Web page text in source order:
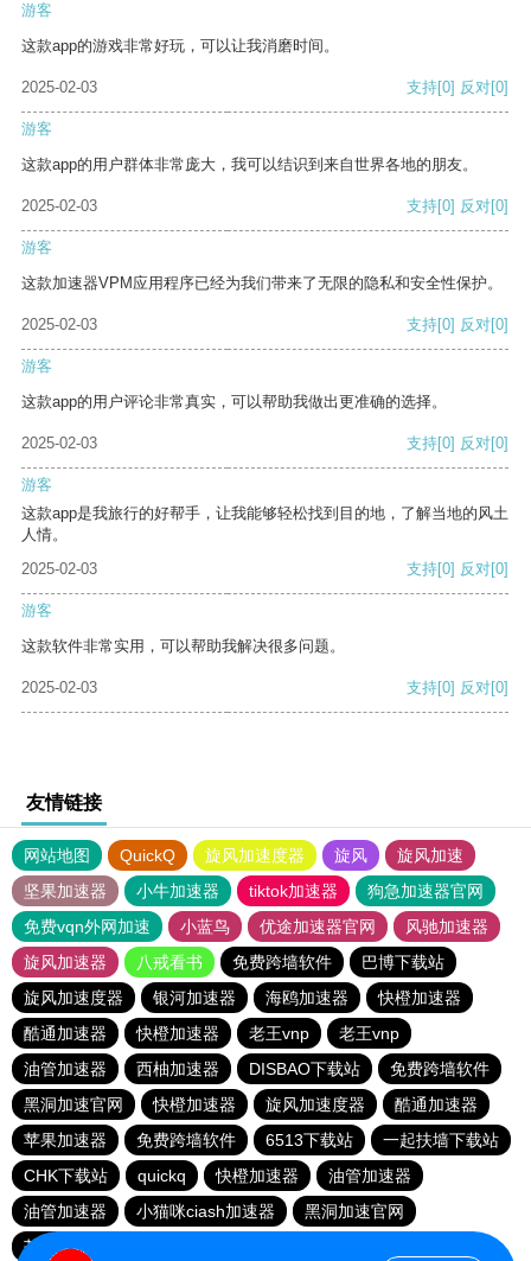
游客
这款app的游戏非常好玩，可以让我消磨时间。
2025-02-03 支持[0] 反对[0]
游客
这款app的用户群体非常庞大，我可以结识到来自世界各地的朋友。
2025-02-03 支持[0] 反对[0]
游客
这款加速器VPM应用程序已经为我们带来了无限的隐私和安全性保护。
2025-02-03 支持[0] 反对[0]
游客
这款app的用户评论非常真实，可以帮助我做出更准确的选择。
2025-02-03 支持[0] 反对[0]
游客
这款app是我旅行的好帮手，让我能够轻松找到目的地，了解当地的风土
人情。
2025-02-03
支持[0] 反对[0]
游客
这款软件非常实用，可以帮助我解决很多问题。
2025-02-03 支持[0] 反对[0]
友情链接
网站地图 QuickQ 旋风加速度器 旋风
旋风加速
坚果加速器
小牛加速器 tiktok加速器
狗急加速器官网
免费vqn外网加速
小蓝鸟 优途加速器官网
风驰加速器
旋风加速器
八戒看书 免费跨墙软件
巴博下载站
旋风加速度器
银河加速器 海鸥加速器
快橙加速器
酷通加速器
快橙加速器 老王vnp
老王vnp
油管加速器
西柚加速器 DISBAO下载站
免费跨墙软件
黑洞加速官网
快橙加速器 旋风加速度器
酷通加速器
苹果加速器
免费跨墙软件 6513下载站
一起扶墙下载站
CHK下载站
quickq 快橙加速器
油管加速器
油管加速器
小猫咪ciash加速器
黑洞加速官网
芒果加速器